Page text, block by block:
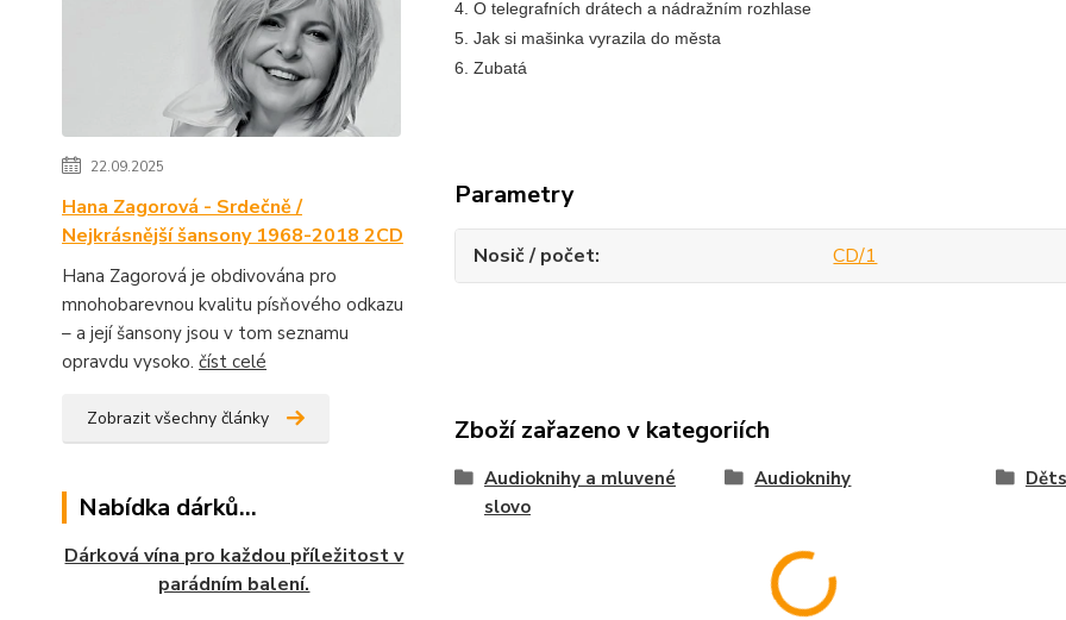
22.09.2025
Hana Zagorová - Srdečně /
Nejkrásnější šansony 1968-2018 2CD
Hana Zagorová je obdivována pro
mnohobarevnou kvalitu písňového odkazu
– a její šansony jsou v tom seznamu
opravdu vysoko. číst celé
Zobrazit všechny články
Nabídka dárků...
Dárková vína pro každou příležitost v
parádním balení.
4. O telegrafních drátech a nádražním rozhlase
5. Jak si mašinka vyrazila do města
6. Zubatá
Parametry
Nosič / počet CD/1
Zboží zařazeno v kategoriích
Audioknihy a mluvené
slovo
Audioknihy